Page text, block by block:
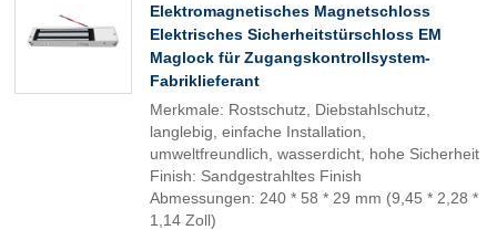
Elektromagnetisches Magnetschloss
Elektrisches Sicherheitstürschloss EM
Maglock für Zugangskontrollsystem-
Fabriklieferant
Merkmale: Rostschutz, Diebstahlschutz,
langlebig, einfache Installation,
umweltfreundlich, wasserdicht, hohe Sicherheit
Finish: Sandgestrahltes Finish
Abmessungen: 240 * 58 * 29 mm (9,45 * 2,28 *
1,14 Zoll)